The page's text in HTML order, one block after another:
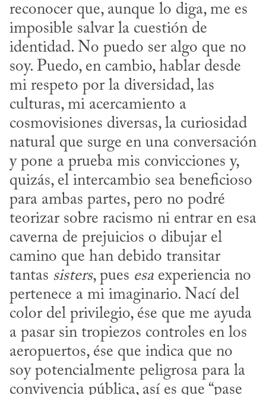
reconocer que, aunque lo diga, me es
imposible salvar la cuestión de
identidad. No puedo ser algo que no
soy. Puedo, en cambio, hablar desde
mi respeto por la diversidad, las
culturas, mi acercamiento a
cosmovisiones diversas, la curiosidad
natural que surge en una conversación
y pone a prueba mis convicciones y,
quizás, el intercambio sea beneficioso
para ambas partes, pero no podré
teorizar sobre racismo ni entrar en esa
caverna de prejuicios o dibujar el
camino que han debido transitar
tantas sisters, pues esa experiencia no
pertenece a mi imaginario. Nací del
color del privilegio, ése que me ayuda
a pasar sin tropiezos controles en los
aeropuertos, ése que indica que no
soy potencialmente peligrosa para la
convivencia pública, así es que “pase